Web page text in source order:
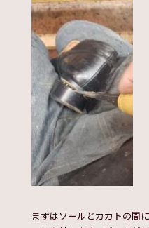
まずはソールとカカトの間